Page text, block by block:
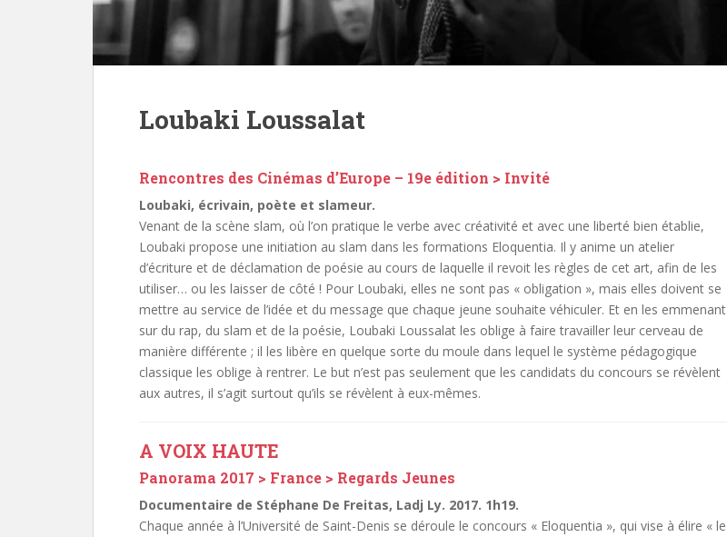
Loubaki Loussalat
Rencontres des Cinémas d’Europe – 19e édition > Invité
Loubaki, écrivain, poète et slameur.
Venant de la scène slam, où l’on pratique le verbe avec créativité et avec une liberté bien établie,
Loubaki propose une initiation au slam dans les formations Eloquentia. Il y anime un atelier
d’écriture et de déclamation de poésie au cours de laquelle il revoit les règles de cet art, afin de les
utiliser… ou les laisser de côté ! Pour Loubaki, elles ne sont pas « obligation », mais elles doivent se
mettre au service de l’idée et du message que chaque jeune souhaite véhiculer. Et en les emmenant
sur du rap, du slam et de la poésie, Loubaki Loussalat les oblige à faire travailler leur cerveau de
manière différente ; il les libère en quelque sorte du moule dans lequel le système pédagogique
classique les oblige à rentrer. Le but n’est pas seulement que les candidats du concours se révèlent
aux autres, il s’agit surtout qu’ils se révèlent à eux-mêmes.
A VOIX HAUTE
Panorama 2017 > France > Regards Jeunes
Documentaire de Stéphane De Freitas, Ladj Ly. 2017. 1h19.
Chaque année à l’Université de Saint-Denis se déroule le concours « Eloquentia », qui vise à élire « le